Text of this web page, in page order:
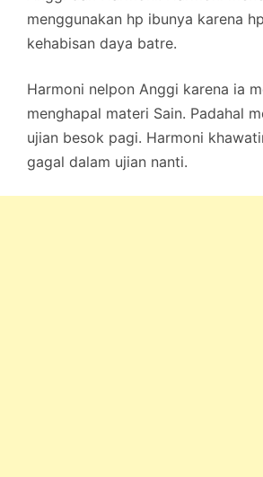
menggunakan hp ibunya karena
kehabisan daya batre.
Harmoni nelpon Anggi karena ia
menghapal materi Sain. Padahal
ujian besok pagi. Harmoni
gagal dalam ujian nanti.